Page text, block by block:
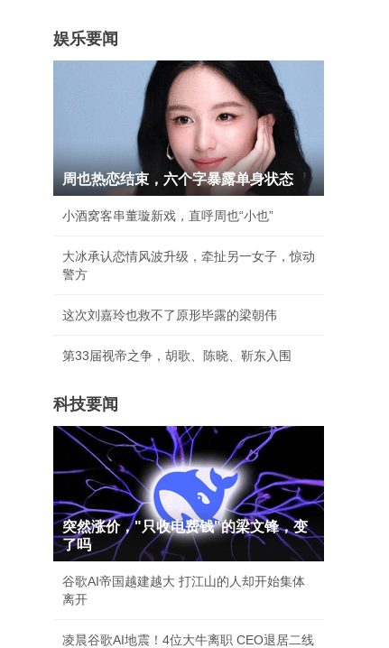
娱乐要闻
周也热恋结束，六个字暴露单身状态
小酒窝客串董璇新戏，直呼周也“小也”
大冰承认恋情风波升级，牵扯另一女子，惊动
警方
这次刘嘉玲也救不了原形毕露的梁朝伟
第33届视帝之争，胡歌、陈晓、靳东入围
科技要闻
突然涨价，"只收电费钱"的梁文锋，变
了吗
谷歌AI帝国越建越大 打江山的人却开始集体
离开
凌晨谷歌AI地震！4位大牛离职 CEO退居二线